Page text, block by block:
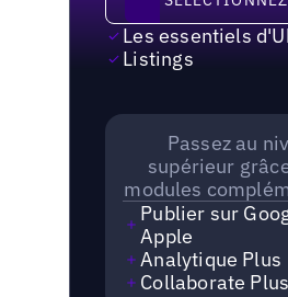
Les essentiels
Listings
Passez au
supérieur
modules
Publier sur
Apple
Analytique Plus
Collaborate Plus